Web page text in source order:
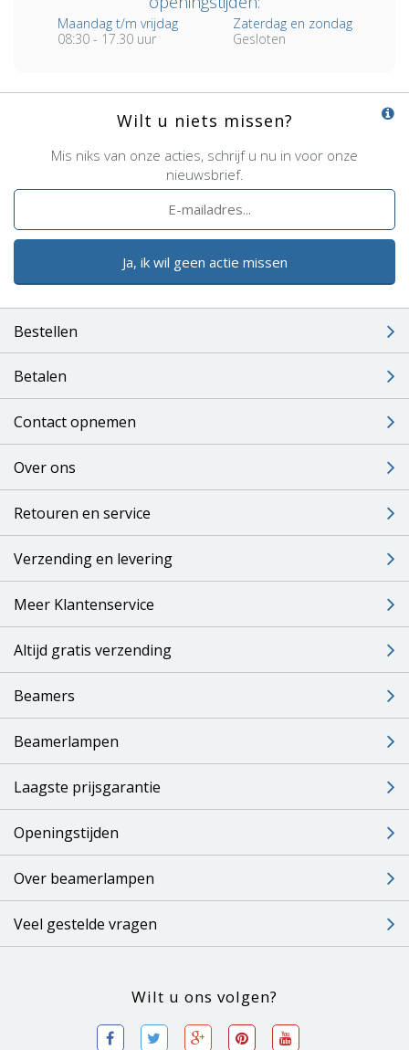
Maandag t/m vrijdag
08:30 - 17.30 uur
Zaterdag en zondag
Gesloten
Wilt u niets missen?
Mis niks van onze acties, schrijf u nu in voor onze
nieuwsbrief.
Ja, ik wil geen actie missen
Bestellen
Betalen
Contact opnemen
Over ons
Retouren en service
Verzending en levering
Meer Klantenservice
Altijd gratis verzending
Beamers
Beamerlampen
Laagste prijsgarantie
Openingstijden
Over beamerlampen
Veel gestelde vragen
Wilt u ons volgen?